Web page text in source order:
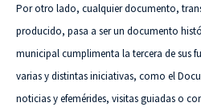
Por otro lado, cualquier documento,
producido, pasa a ser un documento
municipal cumplimenta la tercera de sus
varias y distintas iniciativas, como el
noticias y efemérides, visitas guiadas o